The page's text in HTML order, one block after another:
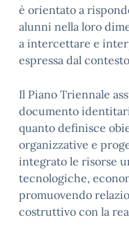
è orientato a
alunni nella loro
a intercettare e
espressa dal
Il Piano Triennale
documento
quanto definisce
organizzative e
integrato le risorse
tecnologiche,
promuovendo
costruttivo con la